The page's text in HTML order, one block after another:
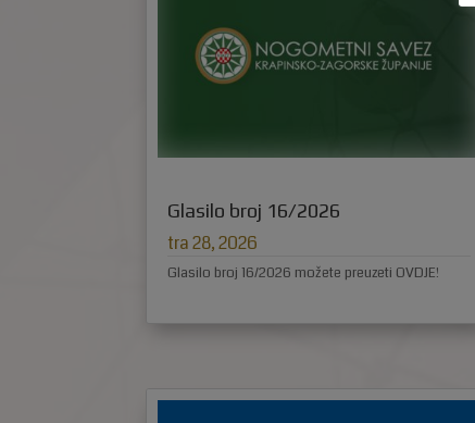
Glasilo broj 16/2026
tra 28, 2026
Glasilo broj 16/2026 možete preuzeti OVDJE!